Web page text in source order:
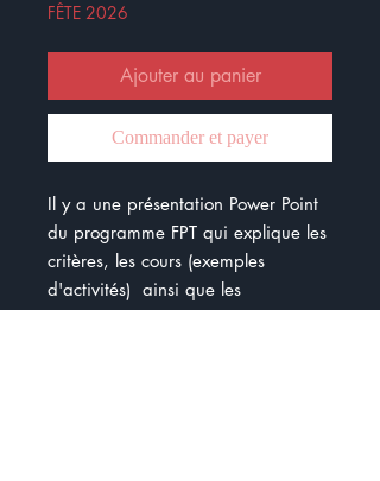
FÊTE 2026
Ajouter au panier
Commander et payer
Il y a une présentation Power Point
du programme FPT qui explique les
critères, les cours (exemples
d'activités) ainsi que les
compétences développées.